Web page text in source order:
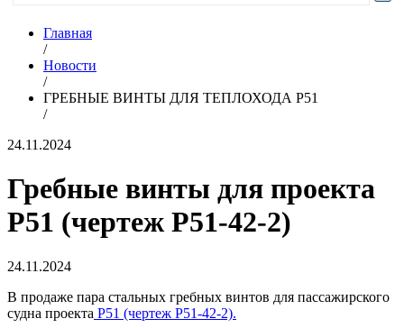
Главная
/
Новости
/
ГРЕБНЫЕ ВИНТЫ ДЛЯ ТЕПЛОХОДА Р51
/
24.11.2024
Гребные винты для проекта
Р51 (чертеж Р51-42-2)
24.11.2024
В продаже пара стальных гребных винтов для пассажирского
судна проекта Р51 (чертеж Р51-42-2).